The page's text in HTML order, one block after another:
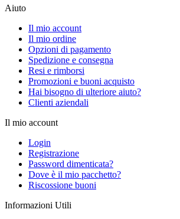
Aiuto
Il mio account
Il mio ordine
Opzioni di pagamento
Spedizione e consegna
Resi e rimborsi
Promozioni e buoni acquisto
Hai bisogno di ulteriore aiuto?
Clienti aziendali
Il mio account
Login
Registrazione
Password dimenticata?
Dove è il mio pacchetto?
Riscossione buoni
Informazioni Utili